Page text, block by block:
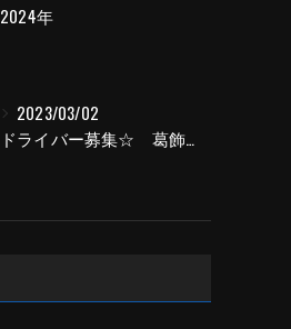
2024年
2023/03/02
ドライバー募集☆ 葛飾・求人・トラック